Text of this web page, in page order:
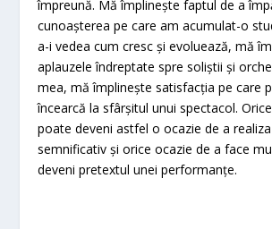
împreună. Mă împlinește faptul de a
cunoașterea pe care am acumulat-o
a-i vedea cum cresc și evoluează, mă
aplauzele îndreptate spre soliștii și
mea, mă împlinește satisfacția pe care
încearcă la sfârșitul unui spectacol.
poate deveni astfel o ocazie de a
semnificativ și orice ocazie de a face
deveni pretextul unei performanțe.